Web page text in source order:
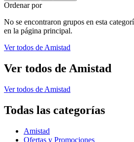
Ordenar por
No se encontraron grupos en esta
en la página principal.
Ver todos de Amistad
Ver todos de Amistad
Ver todos de Amistad
Todas las categorías
Amistad
Ofertas y Promociones